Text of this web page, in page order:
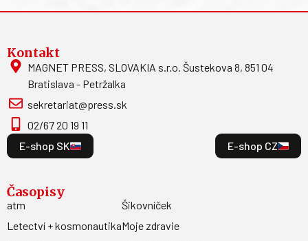
Kontakt
MAGNET PRESS, SLOVAKIA s.r.o. Šustekova 8, 851 04
Bratislava - Petržalka
sekretariat@press.sk
02/67 20 19 11
E-shop SK
E-shop CZ
Časopisy
atm
Letectví + kosmonautika
Šikovníček
Moje zdravie